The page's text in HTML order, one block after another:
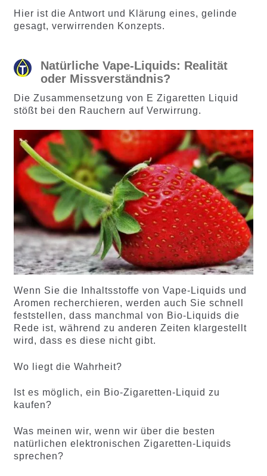
ewertung
en
ewertung
Hier ist die Antwort und Klärung eines, gelinde
gesagt, verwirrenden Konzepts.
Natürliche Vape-Liquids: Realität
oder Missverständnis?
Die Zusammensetzung von E Zigaretten Liquid
stößt bei den Rauchern auf Verwirrung.
Wenn Sie die Inhaltsstoffe von Vape-Liquids und
Aromen recherchieren, werden auch Sie schnell
feststellen, dass manchmal von Bio-Liquids die
Rede ist, während zu anderen Zeiten klargestellt
wird, dass es diese nicht gibt.
Wo liegt die Wahrheit?
Ist es möglich, ein Bio-Zigaretten-Liquid zu
kaufen?
Was meinen wir, wenn wir über die besten
natürlichen elektronischen Zigaretten-Liquids
sprechen?